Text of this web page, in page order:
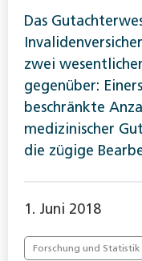
Das
zwei
gegenüber:
beschränkte
medizinischer
die zügige
1. Juni 2018
Forschung und Statistik